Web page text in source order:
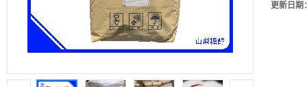
更新日期